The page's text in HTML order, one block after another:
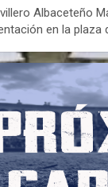
Albaceteño
en la